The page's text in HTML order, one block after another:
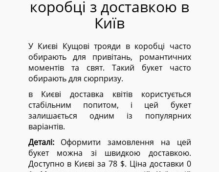
коробці з доставкою в
Київ
У Києві Кущові трояди в коробці часто
обирають для привітань, романтичних
моментів та свят. Такий букет часто
обирають для сюрпризу.
в Києві доставка квітів користується
стабільним попитом, і цей букет
залишається одним із популярних
варіантів.
Деталі:Оформити замовлення на цей
букет можна зі швидкою доставкою.
Доступно в Києві за 78 $. Ціна доставки 0